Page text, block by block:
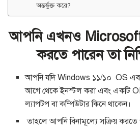
অন্তর্ভুক্ত করে?
আপনি এখনও
করতে পারেন তা
আপনি যদি Windows ১১/১০ OS
আগে থেকে ইনস্টল করা এবং একটি
ল্যাপটপ বা কম্পিউটার কিনে থাকেন।
তাহলে আপনি বিনামূল্যে সক্রিয় করতে